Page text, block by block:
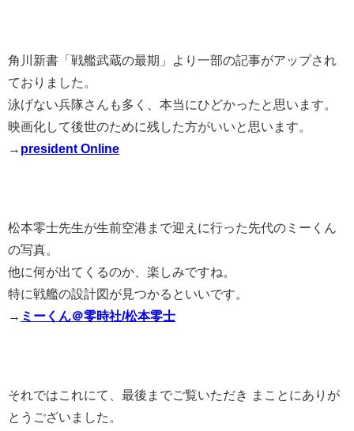
角川新書「戦艦武蔵の最期」より一部の記事がアップされ
ておりました。
泳げない兵隊さんも多く、本当にひどかったと思います。
映画化して後世のために残した方がいいと思います。
→ president Online
松本零士先生が生前空港まで迎えに行った先代のミーくん
の写真。
他に何が出てくるのか、楽しみですね。
特に戦艦の設計図が見つかるといいです。
→ ミーくん＠零時社/松本零士
それではこれにて、最後までご覧いただき まことにありが
とうございました。